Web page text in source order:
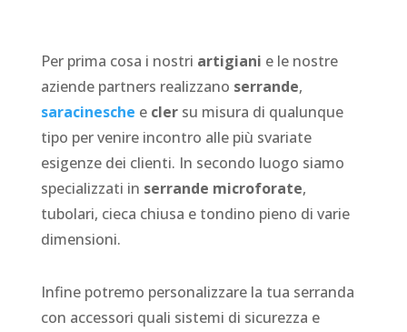
Per prima cosa i nostri artigiani e le nostre
aziende partners realizzano serrande,
saracinesche e clersu misura di qualunque
tipo per venire incontro alle più svariate
esigenze dei clienti. In secondo luogo siamo
specializzati in serrande microforate,
tubolari, cieca chiusa e tondino pieno di varie
dimensioni.
Infine potremo personalizzare la tua serranda
con accessori quali sistemi di sicurezza e